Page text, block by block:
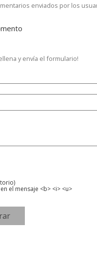
enviados por los
y envía el formulario!
el mensaje <b> <i> <u>